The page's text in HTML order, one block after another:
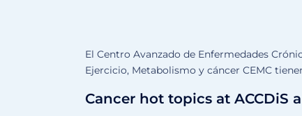
El Centro Avanzado de Enfermedades
Ejercicio, Metabolismo y cáncer CEMC
Cancer hot topics at ACCDiS